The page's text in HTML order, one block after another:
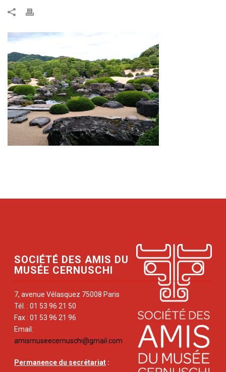
SOCIÉTÉ DES AMIS DU
MUSÉE CERNUSCHI
7, avenue Vélasquez 75008 Paris
Tél. : 01 53 96 21 50
Fax : 01 53 96 21 96
Email:
amismuseecernuschi@gmail.com
Permanence du secrétariat :